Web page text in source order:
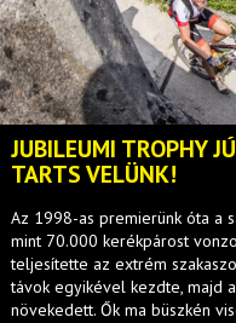
JUBILEUMI TROPHY
TARTS VELÜNK!
Az 1998-as premierünk óta a
mint 70.000 kerékpárost
teljesítette az extrém
távok egyikével kezdte, majd
növekedett. Ők ma büszkén